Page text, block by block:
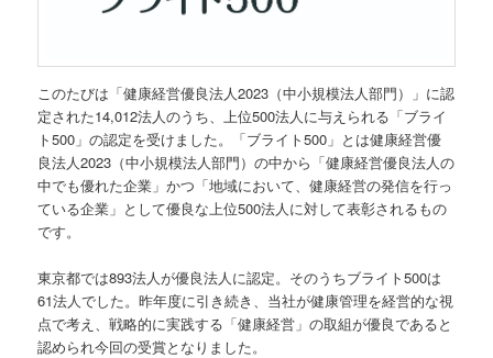
このたびは「健康経営優良法人2023（中小規模法人部門）」に認
定された14,012法人のうち、上位500法人に与えられる「ブライ
ト500」の認定を受けました。「ブライト500」とは健康経営優
良法人2023（中小規模法人部門）の中から「健康経営優良法人の
中でも優れた企業」かつ「地域において、健康経営の発信を行っ
ている企業」として優良な上位500法人に対して表彰されるもの
です。
東京都では893法人が優良法人に認定。そのうちブライト500は
61法人でした。昨年度に引き続き、当社が健康管理を経営的な視
点で考え、戦略的に実践する「健康経営」の取組が優良であると
認められ今回の受賞となりました。